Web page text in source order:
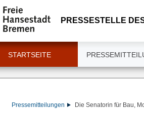
PRESSESTELLE
STARTSEITE
Pressemitteilungen Die Senatorin für Bau,